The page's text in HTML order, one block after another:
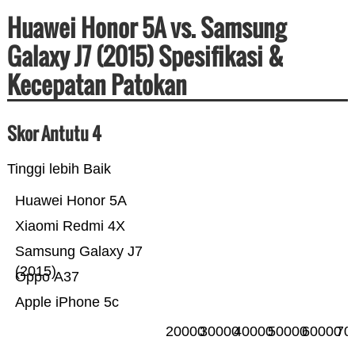
Huawei Honor 5A vs. Samsung
Galaxy J7 (2015) Spesifikasi &
Kecepatan Patokan
Skor Antutu 4
Tinggi lebih Baik
Apple iPhone 5c
Oppo A37
Samsung Galaxy J7
(2015)
Xiaomi Redmi 4X
Huawei Honor 5A
2000030000400005000060000